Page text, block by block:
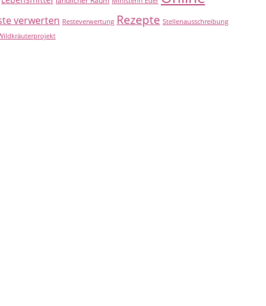
verwerten Resteverwertung Rezepte Stellenausschreibung